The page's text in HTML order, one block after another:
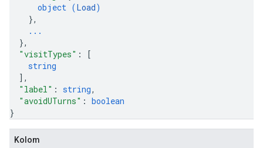
object (Load)
},
...
},
"visitTypes" :
[
string
] ,
"label" : string,
"avoidUTurns" : boolean
}
Kolom